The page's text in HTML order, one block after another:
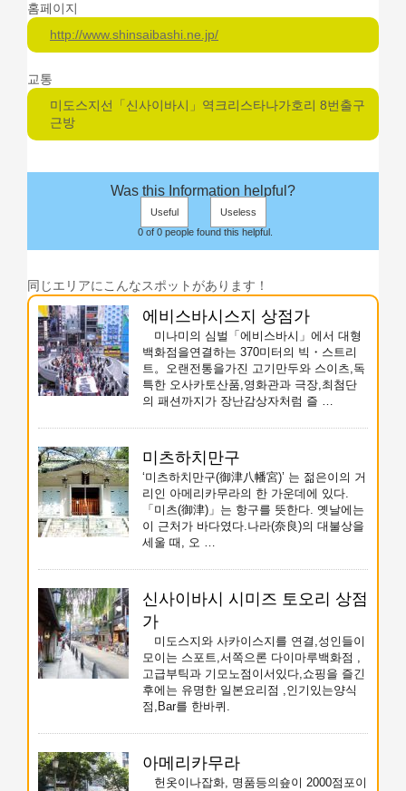
홈페이지
http://www.shinsaibashi.ne.jp/
교통
미도스지선「신사이바시」역크리스타나가호리 8번출구
근방
Was this Information helpful?
Useful
Useless
0 of 0 people found this helpful.
同じエリアにこんなスポットがあります！
에비스바시스지 상점가
미나미의 심벌「에비스바시」에서 대형
백화점을연결하는 370미터의 빅・스트리
트。오랜전통을가진 고기만두와 스이츠,독
특한 오사카토산품,영화관과 극장,최첨단
의 패션까지가 장난감상자처럼 즐 …
미츠하치만구
‘미츠하치만구(御津八幡宮)’ 는 젊은이의 거
리인 아메리카무라의 한 가운데에 있다.
「미츠(御津)」는 항구를 뜻한다. 옛날에는
이 근처가 바다였다.나라(奈良)의 대불상을
세울 때, 오 …
신사이바시 시미즈 토오리 상점
가
미도스지와 사카이스지를 연결,성인들이
모이는 스포트,서쪽으론 다이마루백화점 ,
고급부틱과 기모노점이서있다,쇼핑을 즐긴
후에는 유명한 일본요리점 ,인기있는양식
점,Bar를 한바퀴.
아메리카무라
헌옷이나잡화, 명품등의숖이 2000점포이